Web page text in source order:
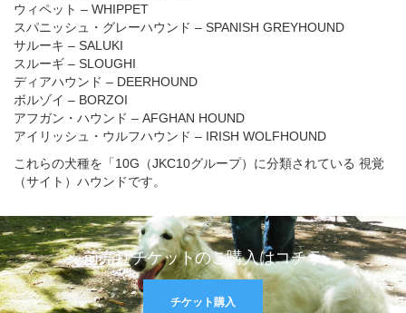
ウィペット – WHIPPET
スパニッシュ・グレーハウンド – SPANISH GREYHOUND
サルーキ – SALUKI
スルーギ – SLOUGHI
ディアハウンド – DEERHOUND
ボルゾイ – BORZOI
アフガン・ハウンド – AFGHAN HOUND
アイリッシュ・ウルフハウンド – IRISH WOLFHOUND
これらの犬種を「10G（JKC10グループ）に分類されている 視覚
（サイト）ハウンドです。
前売りチケットのご購入はコチラ
チケット購入